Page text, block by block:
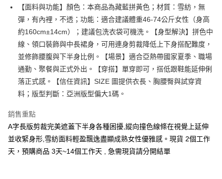
Apple Pay
街口支付
悠遊付
Google Pay
全支付
全盈+PAY
大哥付你分期
相關說明
【大哥付你分期使用說明】
1.本服務由台灣大哥大提供，台灣大哥大用戶可立即使用無須另外申請。
2.付款方式選擇「大哥付你分期」，訂單成立後會自動跳轉到大哥付的交易
【面料與功能】顏色：本商品為藏藍拼黃色；材質：雪紡，無
彈，有內裡，不透；功能：適合建議體重46-74公斤女性（身高
約160cm±14cm）；建議包洗衣袋可機洗。【身型解決】拼色中
線、領口裝飾與中長裙身，可用連身剪裁降低上下身搭配難度，
並修飾腰腹與下半身比例。【場景】適合亞熱帶國家夏季、職場
通勤、聚餐與正式外出。【穿搭】單穿即可，搭低跟鞋能延伸俐
落正式感。【信任資訊】SIZE 圖提供衣長、胸腰臀與試穿資
料；版型判斷：亞洲版型偏大1碼。
銷售重點
A字長版剪裁完美遮蓋下半身各種困擾,縱向撞色線條在視覺上延伸
並收緊身形,雪紡面料輕盈飄逸盡顯成熟女性優雅感。現貨 2個工作
天，預購商品 3天~14個工作天 , 急需現貨請分開結單